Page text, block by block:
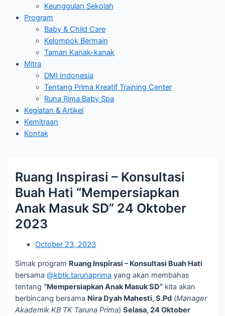
Keunggulan Sekolah
Program
Baby & Child Care
Kelompok Bermain
Taman Kanak-kanak
Mitra
DMI Indonesia
Tentang Prima Kreatif Training Center
Runa Rima Baby Spa
Kegiatan & Artikel
Kemitraan
Kontak
Ruang Inspirasi – Konsultasi
Buah Hati “Mempersiapkan
Anak Masuk SD” 24 Oktober
2023
October 23, 2023
Simak program Ruang Inspirasi – Konsultasi Buah Hati
bersama@kbtk.tarunaprima yang akan membahas
tentang“Mempersiapkan Anak Masuk SD” kita akan
berbincang bersama Nira Dyah Mahesti, S.Pd (Manager
Akademik KB TK Taruna Prima)Selasa, 24 Oktober